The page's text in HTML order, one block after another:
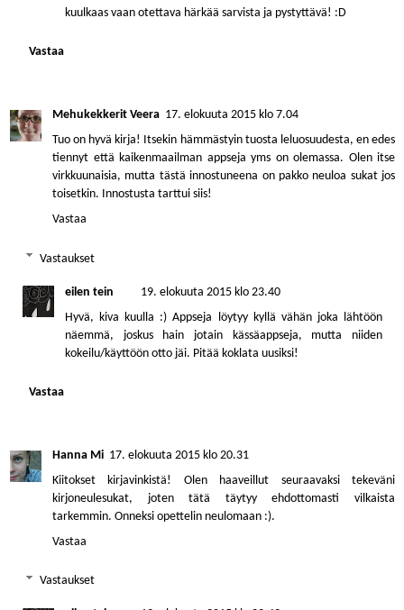
kuulkaas vaan otettava härkää sarvista ja pystyttävä! :D
Vastaa
Mehukekkerit Veera 17. elokuuta 2015 klo 7.04
Tuo on hyvä kirja! Itsekin hämmästyin tuosta leluosuudesta, en edes
tiennyt että kaikenmaailman appseja yms on olemassa. Olen itse
virkkuunaisia, mutta tästä innostuneena on pakko neuloa sukat jos
toisetkin. Innostusta tarttui siis!
Vastaa
Vastaukset
eilen tein
19. elokuuta 2015 klo 23.40
Hyvä, kiva kuulla :) Appseja löytyy kyllä vähän joka lähtöön
näemmä, joskus hain jotain kässäappseja, mutta niiden
kokeilu/käyttöön otto jäi. Pitää koklata uusiksi!
Vastaa
Hanna Mi 17. elokuuta 2015 klo 20.31
Kiitokset kirjavinkistä! Olen haaveillut seuraavaksi tekeväni
kirjoneulesukat, joten tätä täytyy ehdottomasti vilkaista
tarkemmin. Onneksi opettelin neulomaan :).
Vastaa
Vastaukset